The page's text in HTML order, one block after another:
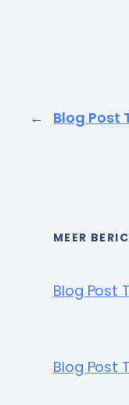
← Blog Post
MEER
Blog Post
Blog Post